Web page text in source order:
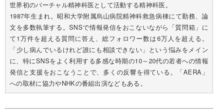
世界初のバーチャル精神科医として活動する精神科医。
1987年生まれ。昭和大学附属烏山病院精神科救急病棟にて勤務、論
文を多数執筆する。SNSで情報発信をおこないながら「質問箱」に
て1万件を超える質問に答え、総フォロワー数は6万人を超える。
「少し病んでいるけれど誰にも相談できない」という悩みをメイン
に、特にSNSをよく利用する多感な時期の10～20代の若者への情報
発信と支援をおこなうことで、多くの反響を得ている。「AERA」
への取材に協力やNHKの番組出演などもある。